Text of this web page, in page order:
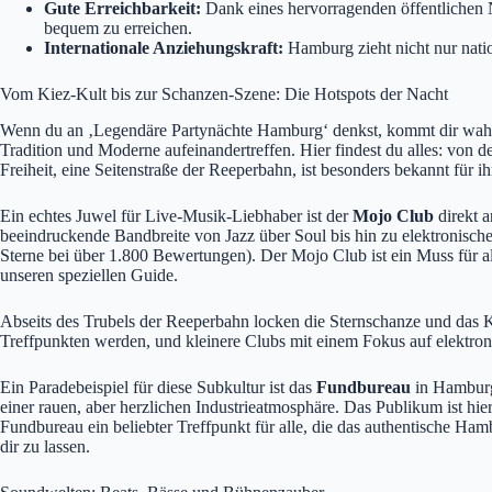
Gute Erreichbarkeit: Dank eines hervorragenden öffentlichen
bequem zu erreichen.
Internationale Anziehungskraft: Hamburg zieht nicht nur
Vom Kiez-Kult bis zur Schanzen-Szene: Die Hotspots der Nacht
Wenn du an ‚Legendäre Partynächte Hamburg‘ denkst, kommt dir
Tradition und Moderne aufeinandertreffen. Hier findest du alles: von
Freiheit, eine Seitenstraße der Reeperbahn, ist besonders bekannt
Ein echtes Juwel für Live-Musik-Liebhaber ist derMojo Club direkt
beeindruckende Bandbreite von Jazz über Soul bis hin zu
Sterne bei über 1.800 Bewertungen). Der Mojo Club ist ein Muss für
unseren speziellen Guide.
Abseits des Trubels der Reeperbahn locken die Sternschanze und
Treffpunkten werden, und kleinere Clubs mit einem Fokus auf
Ein Paradebeispiel für diese Subkultur ist das Fundbureau in
einer rauen, aber herzlichen Industrieatmosphäre. Das Publikum ist
Fundbureau ein beliebter Treffpunkt für alle, die das authentische
dir zu lassen.